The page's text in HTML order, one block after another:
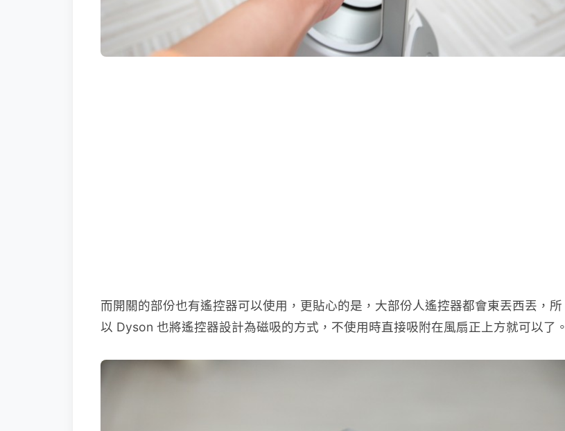
而開關的部份也有遙控器可以使用，更貼心的是，大部份人遙控器都會東丟西丟，所
以 Dyson 也將遙控器設計為磁吸的方式，不使用時直接吸附在風扇正上方就可以了。